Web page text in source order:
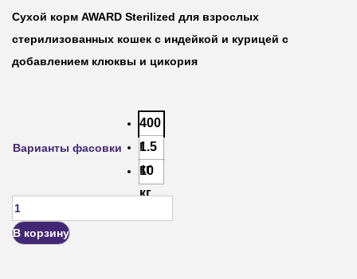
Сухой корм AWARD Sterilized для взрослых
стерилизованных кошек с индейкой и курицей с
добавлением клюквы и цикория
Варианты фасовки
400
г
1.5
кг
10
кг
В корзину